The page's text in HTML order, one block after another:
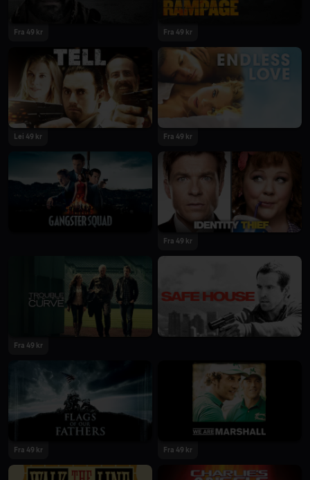
Fra 49 kr Fra 49 kr
Lei 49 kr Fra 49 kr
Fra 49 kr
Fra 49 kr
Fra 49 kr Fra 49 kr